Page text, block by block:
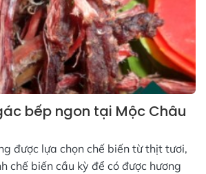
bếp ngon tại Mộc Châu
được lựa chọn chế biến từ thịt tươi,
chế biến cầu kỳ để có được hương